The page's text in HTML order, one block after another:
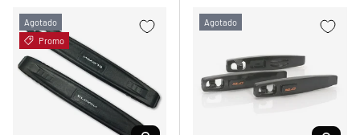
Agotado
Promo
Agotado